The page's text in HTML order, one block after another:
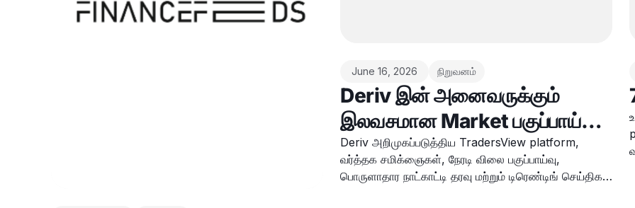
June 16, 2026 நிறுவனம்
Deriv இன் அனைவருக்கும்
இலவசமான Market பகுப்பாய்வு
Platform ஒரு வாரத்தில் 20K
செயலில் உள்ள பயனர்களைப்
Deriv அறிமுகப்படுத்திய TradersView platform,
வர்த்தக சமிக்ஞைகள், நேரடி விலை பகுப்பாய்வு,
பொருளாதார நாட்காட்டி தரவு மற்றும் டிரெண்டிங் செய்திகள்